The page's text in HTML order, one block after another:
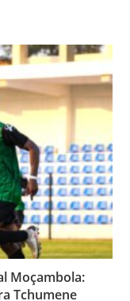
Moçambola:
Tchumene